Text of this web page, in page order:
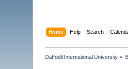
Home Help Search
Daffodil International University »